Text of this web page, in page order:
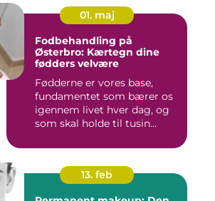
01. maj
Fodbehandling på
Østerbro: Kærtegn dine
fødders velvære
Fødderne er vores base,
fundamentet som bærer os
igennem livet hver dag, og
som skal holde til tusin...
13. feb